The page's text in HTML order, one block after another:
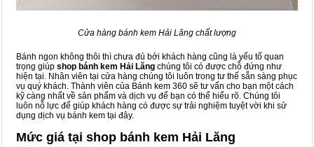
Cửa hàng bánh kem Hải Lăng chất lượng
Bánh ngon không thôi thì chưa đủ bởi khách hàng cũng là yếu tố quan
trọng giúp shop bánh kem Hải Lăng chúng tôi có được chỗ đứng như
hiện tại. Nhân viên tại cửa hàng chúng tôi luôn trong tư thế sẵn sàng phục
vụ quý khách. Thành viên của Bánh kem 360 sẽ tư vấn cho bạn một cách
kỹ càng nhất về sản phẩm và dịch vụ để bạn có thể hiểu rõ. Chúng tôi
luôn nỗ lực để giúp khách hàng có được sự trải nghiệm tuyệt vời khi sử
dụng dịch vụ bánh kem tại đây.
Mức giá tại shop bánh kem Hải Lăng